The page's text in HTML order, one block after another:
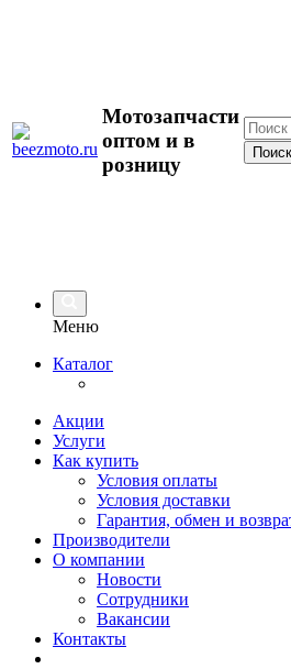
Мотозапчасти
оптом и в
розницу
Меню
Каталог
Акции
Услуги
Как купить
Условия оплаты
Условия доставки
Гарантия, обмен и
Производители
О компании
Новости
Сотрудники
Вакансии
Контакты